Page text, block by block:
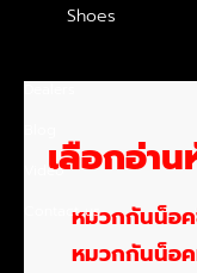
Shoes
Video
Contact us
เหมาะกับการขี่ระยะไก
เลือกอ่า
หมวกกันน็อค
หมวกกันน็อค